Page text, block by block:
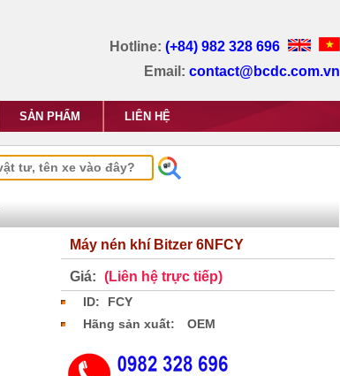
Hotline: (+84) 982 328 696
Email: contact@bcdc.com.vn
SẢN PHẨM LIÊN HỆ
Máy nén khí Bitzer 6NFCY
Giá: (Liên hệ trực tiếp)
ID:
FCY
Hãng sản xuất:
OEM